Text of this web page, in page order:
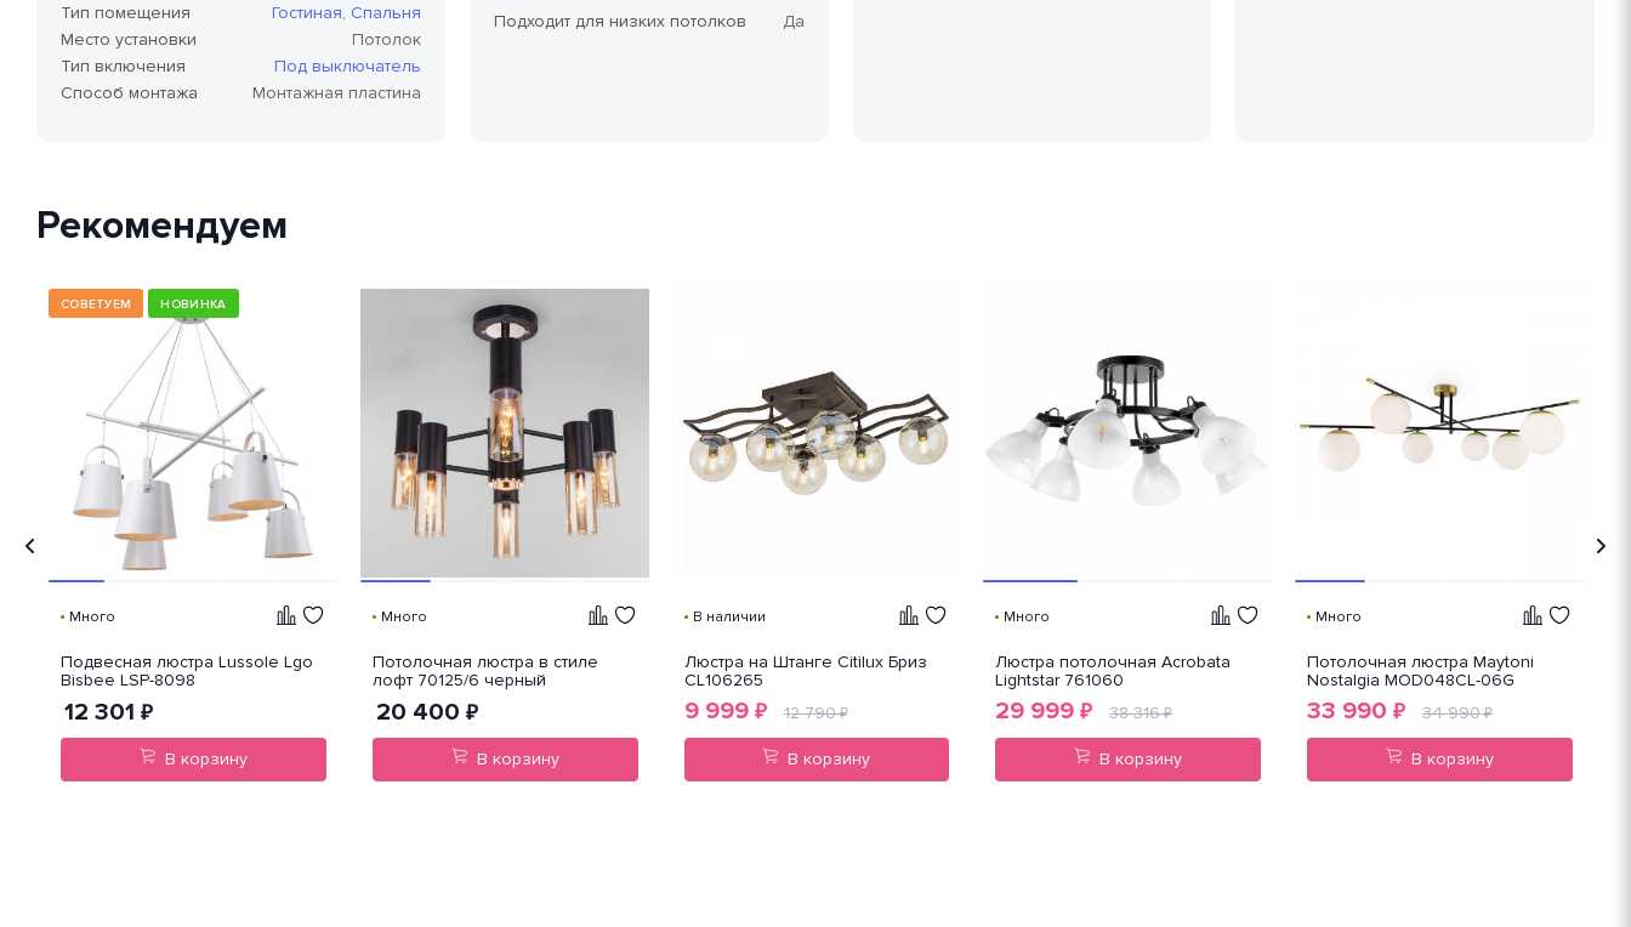
Степень защиты по стандарту IP,
или степень защиты оболочки
по классификации Ingress
защиты внешней оболочки
устройства от попадания внутрь
частям девайса.
Тип помещения
Гостиная, Спальня
Место установки
Потолок
Тип включения
Под выключатель
Способ монтажа
Монтажная пластина
Подходит для низких потолков Да
Рекомендуем
СОВЕТУЕМ НОВИНКА
Много
Подвесная люстра Lussole Lgo
Bisbee LSP-8098
12 301 ₽
В корзину
Много
Потолочная люстра в стиле
лофт 70125/6 черный
20 400 ₽
В корзину
В наличии
Люстра на Штанге Citilux Бриз
CL106265
9 999₽ 12 790₽
В корзину
Много
Люстра потолочная Acrobata
Lightstar 761060
29 999 ₽ 38 316₽
В корзину
Много
Потолочная люстра Maytoni
Nostalgia MOD048CL-06G
33 990 ₽ 34 990₽
В корзину